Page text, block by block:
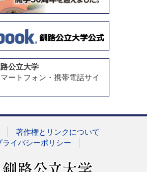
公立大学
ートフォン・携帯電話サイ
著作権とリンクについて
ライバシーポリシー